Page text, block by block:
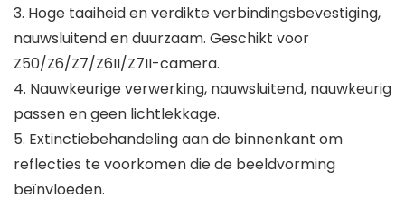
3. Hoge taaiheid en verdikte verbindingsbevestiging,
nauwsluitend en duurzaam. Geschikt voor
Z50/Z6/Z7/Z6II/Z7II-camera.
4. Nauwkeurige verwerking, nauwsluitend, nauwkeurig
passen en geen lichtlekkage.
5. Extinctiebehandeling aan de binnenkant om
reflecties te voorkomen die de beeldvorming
beïnvloeden.